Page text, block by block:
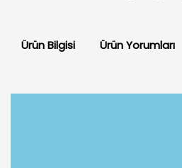
Ürün Bilgisi Ürün Yorumları